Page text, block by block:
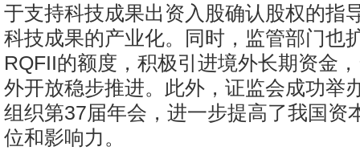
于支持科技成果出资入股确认股权的指
科技成果的产业化。同时，监管部门也
RQFII的额度，积极引进境外长期资金
外开放稳步推进。此外，证监会成功举
组织第37届年会，进一步提高了我国资
位和影响力。